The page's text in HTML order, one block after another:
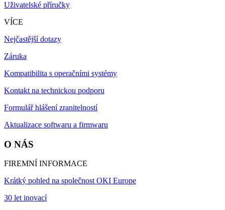
Uživatelské příručky
VÍCE
Nejčastější dotazy
Záruka
Kompatibilita s operačními systémy
Kontakt na technickou podporu
Formulář hlášení zranitelností
Aktualizace softwaru a firmwaru
O NÁS
FIREMNÍ INFORMACE
Krátký pohled na společnost OKI Europe
30 let inovací